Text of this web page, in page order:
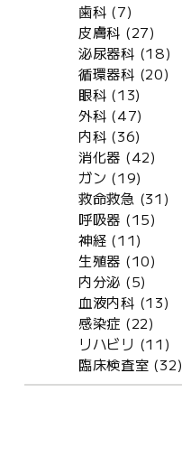
歯科 (7)
皮膚科 (27)
泌尿器科 (18)
循環器科 (20)
眼科 (13)
外科 (47)
内科 (36)
消化器 (42)
ガン (19)
救命救急 (31)
呼吸器 (15)
神経 (11)
生殖器 (10)
内分泌 (5)
血液内科 (13)
感染症 (22)
リハビリ (11)
臨床検査室 (32)